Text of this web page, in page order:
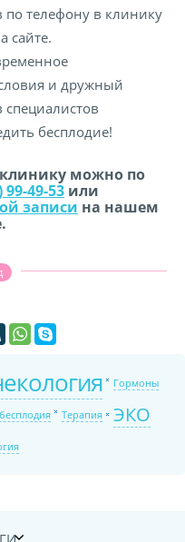
Гормоны
Терапия ЭКО
телефону в клинику
сайте.
и дружный
бесплодие!
можно по
99-49-53 или
записи на нашем